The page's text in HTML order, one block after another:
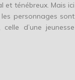
et ténébreux. Mais ici
personnages sont
d’une jeunesse